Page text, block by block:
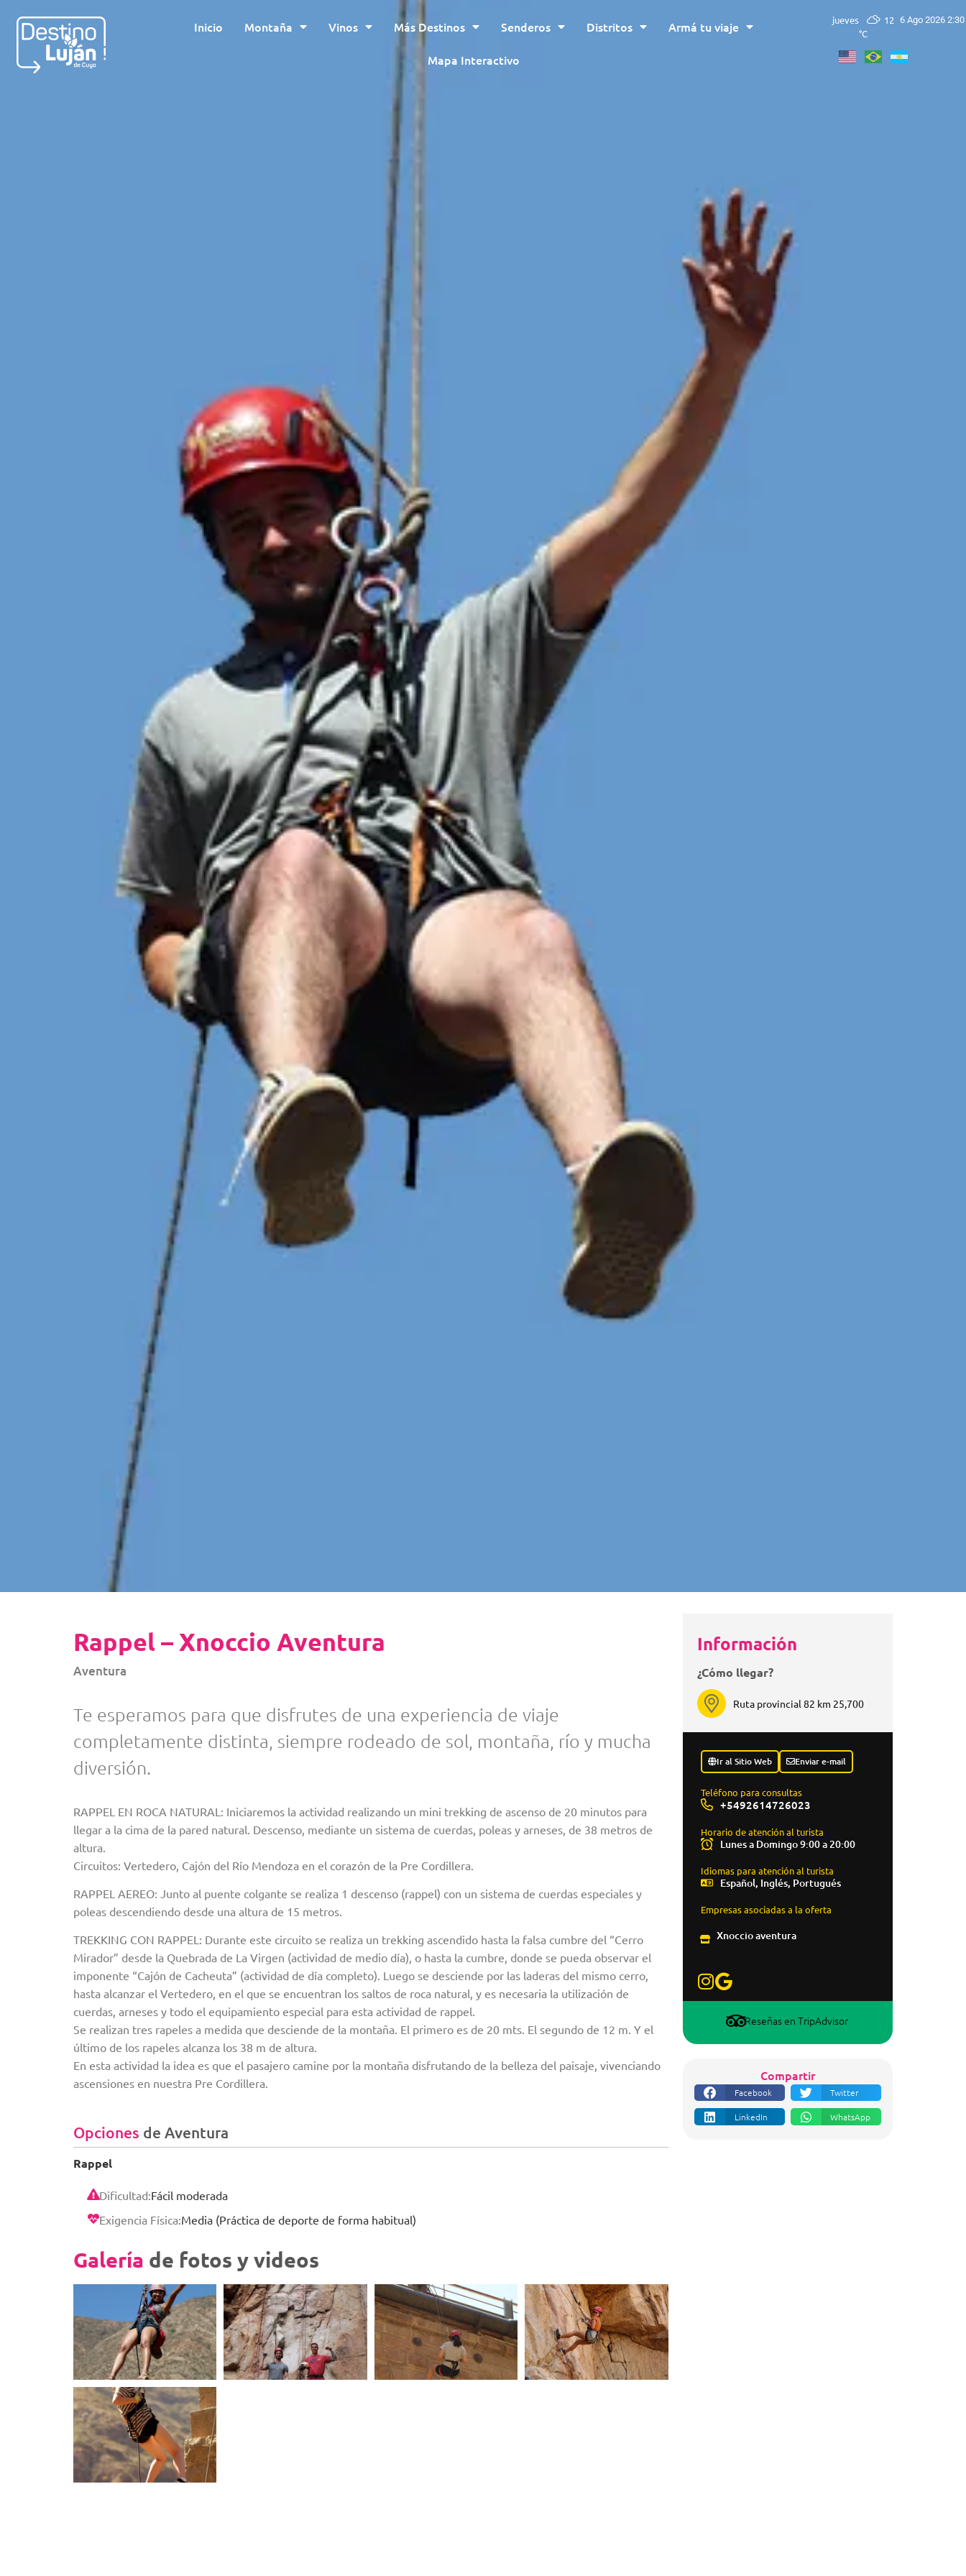
Inicio Montaña Vinos Más Destinos Senderos Distritos Armá tu viaje
Mapa Interactivo
jueves
12
°C
6 Ago 2026 2:30
Rappel – Xnoccio Aventura
Aventura
Te esperamos para que disfrutes de una experiencia de viaje
completamente distinta, siempre rodeado de sol, montaña, río y mucha
diversión.
RAPPEL EN ROCA NATURAL: Iniciaremos la actividad realizando un mini trekking de ascenso de 20 minutos para
llegar a la cima de la pared natural. Descenso, mediante un sistema de cuerdas, poleas y arneses, de 38 metros de
altura.
Circuitos: Vertedero, Cajón del Río Mendoza en el corazón de la Pre Cordillera.
RAPPEL AEREO: Junto al puente colgante se realiza 1 descenso (rappel) con un sistema de cuerdas especiales y
poleas descendiendo desde una altura de 15 metros.
TREKKING CON RAPPEL: Durante este circuito se realiza un trekking ascendido hasta la falsa cumbre del “Cerro
Mirador” desde la Quebrada de La Virgen (actividad de medio día), o hasta la cumbre, donde se pueda observar el
imponente “Cajón de Cacheuta” (actividad de día completo). Luego se desciende por las laderas del mismo cerro,
hasta alcanzar el Vertedero, en el que se encuentran los saltos de roca natural, y es necesaria la utilización de
cuerdas, arneses y todo el equipamiento especial para esta actividad de rappel.
Se realizan tres rapeles a medida que desciende de la montaña. El primero es de 20 mts. El segundo de 12 m. Y el
último de los rapeles alcanza los 38 m de altura.
En esta actividad la idea es que el pasajero camine por la montaña disfrutando de la belleza del paisaje, vivenciando
ascensiones en nuestra Pre Cordillera.
Opciones de Aventura
Rappel
Dificultad:Fácil moderada
Exigencia Física:Media (Práctica de deporte de forma habitual)
Galería de fotos y videos
Información
¿Cómo llegar?
Ruta provincial 82 km 25,700
Teléfono para consultas
+5492614726023
Ir al Sitio Web Enviar e-mail
Horario de atención al turista
Lunes a Domingo 9:00 a 20:00
Idiomas para atención al turista
Español, Inglés, Portugués
Empresas asociadas a la oferta
Xnoccio aventura
Reseñas en TripAdvisor
Compartir
Facebook Twitter
LinkedIn WhatsApp